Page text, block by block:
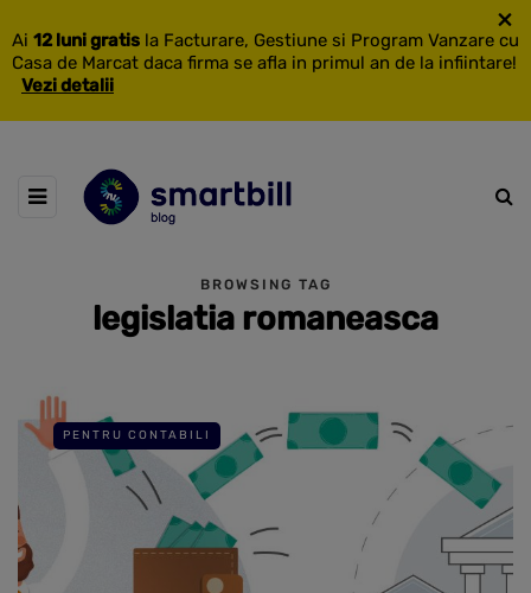
Ai 12 luni gratis la Facturare, Gestiune si Program Vanzare cu
Casa de Marcat daca firma se afla in primul an de la infiintare!
Vezi detalii
×
BROWSING TAG
legislatia romaneasca
PENTRU CONTABILI